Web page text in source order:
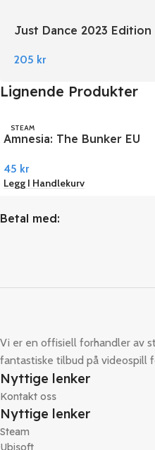
Just Dance 2023
205 kr
Lignende Produkter
STEAM
Amnesia: The Bunker EU
45 kr
Legg I Handlekurv
Betal med:
Vi er en offisiell forhandler av
fantastiske tilbud på videospill
Nyttige lenker
Kontakt oss
Nyttige lenker
Steam
Ubisoft